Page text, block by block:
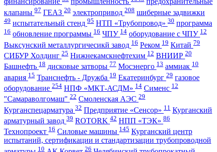
клапаны 97 ГЕАЗ 20 электропривод 208 шиберные задвижки
49 испытательный стенд 95 НТП «Трубопровод» 30 программа
16 обновление программы 16 ЧПУ 14 оборудование с ЧПУ 12
Выксунский металлургичесикй завод 16 Реком 19 Китай 79
СИБУР Холдинг 25 Нижнекамскнефтехим 12 ВНИИР 20
Башнефть 18 дисковые затворы 77 Мосэнерго 13 аммиак 10
авария 15 Транснефть - Дружба 19 Екатеринбург 29 газовое
оборудование 254 НПФ «МКТ-АСДМ» 14 Сименс 12
"Самараволгомаш" 22 Смоленская АЭС 29
Курганспецарматура 32 Предприятие «Сенсор» 11 Курганский
арматурный завод 39 ROTORK 42 НПП «ТЭК» 86
Технопроект 16 Силовые машины 145 Курганский центр
испытаний, сертификации и стандартизации трубопроводной
10 26